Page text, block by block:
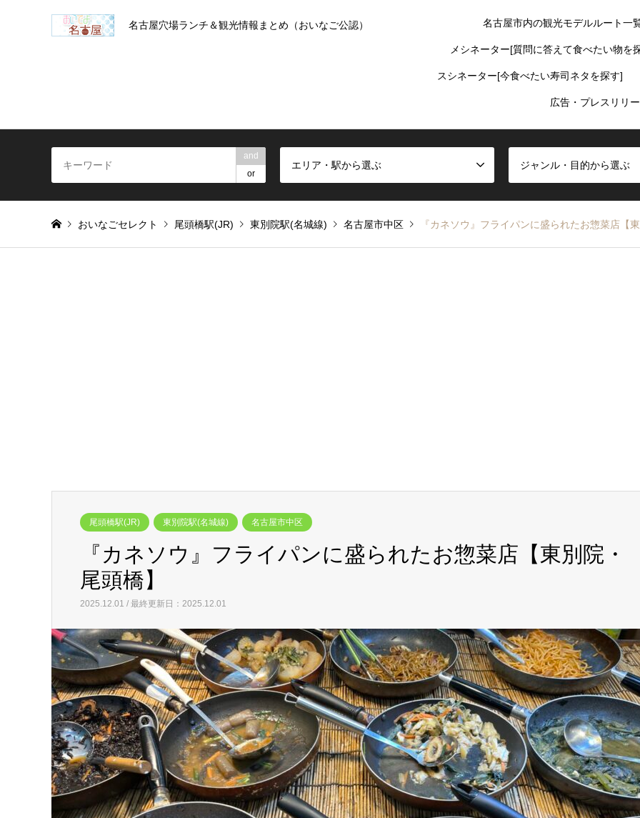
名古屋穴場ランチ＆観光情報まとめ（おいなご公認） 名古屋市内の観光モデルルート一
メシネーター[質問に答えて食べたい物を
スシネーター[今食べたい寿司ネタを探す]
広告・プレスリリ
and
or
エリア・駅から選ぶ ジャンル・目的から選ぶ
おいなごセレクト 尾頭橋駅(JR) 東別院駅(名城線) 名古屋市中区 『カネソウ』フライパンに盛られたお惣菜店【
尾頭橋駅(JR) 東別院駅(名城線) 名古屋市中区
『カネソウ』フライパンに盛られたお惣菜店【東別院・
尾頭橋】
2025.12.01 / 最終更新日：2025.12.01